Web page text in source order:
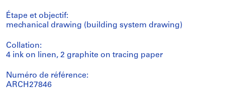
Étape et objectif:
mechanical drawing (building system drawing)
Collation:
4 ink on linen, 2 graphite on tracing paper
Numéro de référence:
ARCH27846